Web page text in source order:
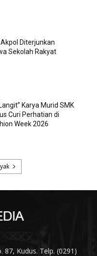
87, Kudus. Telp. (0291)